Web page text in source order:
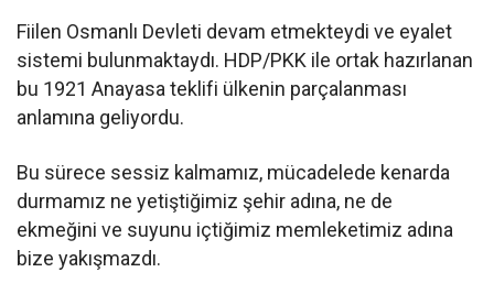
Fiilen Osmanlı Devleti devam etmekteydi ve eyalet
sistemi bulunmaktaydı. HDP/PKK ile ortak hazırlanan
bu 1921 Anayasa teklifi ülkenin parçalanması
anlamına geliyordu.
Bu sürece sessiz kalmamız, mücadelede kenarda
durmamız ne yetiştiğimiz şehir adına, ne de
ekmeğini ve suyunu içtiğimiz memleketimiz adına
bize yakışmazdı.